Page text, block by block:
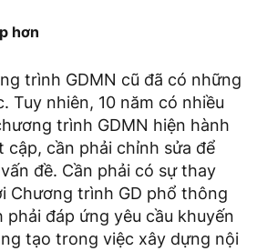
hơn
trình GDMN cũ đã có những
Tuy nhiên, 10 năm có nhiều
trình GDMN hiện hành
cập, cần phải chỉnh sửa để
đề. Cần phải có sự thay
Chương trình GD phổ thông
đáp ứng yêu cầu khuyến
tạo trong việc xây dựng nội